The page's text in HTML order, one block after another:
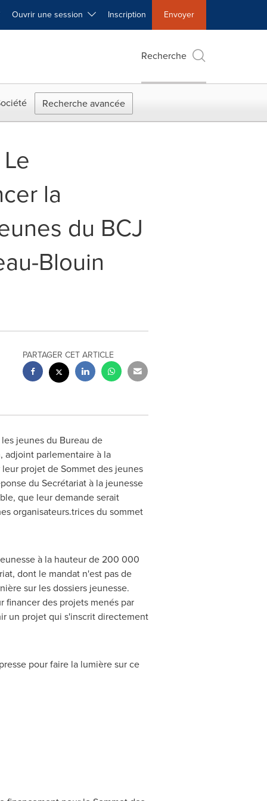
Ouvrir une session Inscription Envoyer
Recherche
Recherche avancée
la
du BCJ
Blouin
PARTAGER CET ARTICLE
jeunes du Bureau de
adjoint parlementaire à la
projet de Sommet des jeunes
du Secrétariat à la jeunesse
que leur demande serait
organisateurs.trices du sommet
à la hauteur de 200 000
dont le mandat n'est pas de
sur les dossiers jeunesse.
financer des projets menés par
un projet qui s'inscrit directement
pour faire la lumière sur ce